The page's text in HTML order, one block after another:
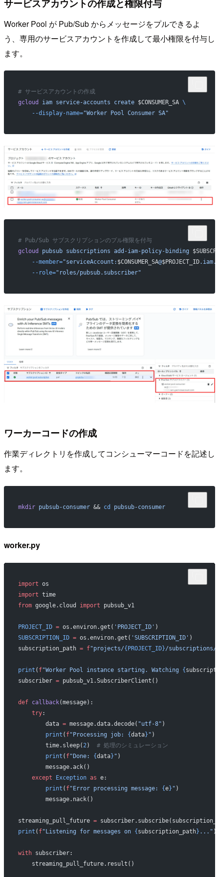
サービスアカウントの作成と権限付与
Worker Pool が Pub/Sub からメッセージをプルできるよ
う、専用のサービスアカウントを作成して最小権限を付与し
ます。
# サービスアカウントの作成
gcloud
iam service-accounts create $CONSUMER_SA \
    --display-name=
"Worker Pool Consumer SA"
# Pub/Sub サブスクリプションのプル権限を付与
gcloud
pubsub subscriptions add-iam-policy-binding
    --member=
"serviceAccount: $CONSUMER_SA@$PROJECT_ID
    --role=
"roles/pubsub.subscriber"
ワーカーコードの作成
作業ディレクトリを作成してコンシューマーコードを記述し
ます。
mkdir pubsub-consumer && cd pubsub-consumer
worker.py
import os
import time
from google.cloud import pubsub_v1
PROJECT_ID = os.environ.get( 'PROJECT_ID' )
SUBSCRIPTION_ID = os.environ.get( 'SUBSCRIPTION_ID' )
subscription_path = f"projects/{PROJECT_ID}/subscriptions/
print ( f"Worker Pool instance starting. Watching {
subscriber = pubsub_v1.SubscriberClient()
def callback(message):
    try
:
        data
= message.data.decode( "utf-8" )
        print
( f"Processing job: {data} " )
        time.sleep(
2) # 処理のシミュレーション
        print
( f"Done: {data} " )
        message.ack()
    except
Exception as e:
        print
( f"Error processing message: {e} " )
        message.nack()
streaming_pull_future =
print ( f"Listening for messages on { subscription_path} ..." )
with subscriber:
    streaming_pull_future.result()